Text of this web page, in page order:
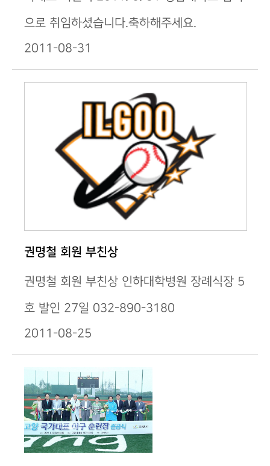
으로 취임하셨습니다.축하해주세요.
2011-08-31
권명철 회원 부친상
권명철 회원 부친상 인하대학병원 장례식장 5
호 발인 27일 032-890-3180
2011-08-25